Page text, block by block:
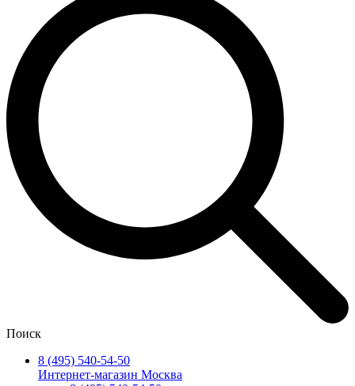
Поиск
8 (495) 540-54-50
Интернет-магазин Москва